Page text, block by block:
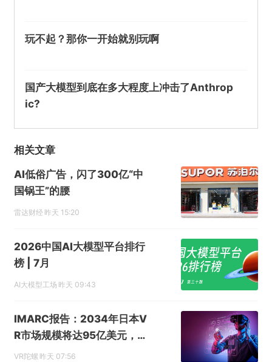
玩不起？那你一开始就别玩啊
国产大模型到底在多大程度上冲击了Anthrop
ic?
相关文章
AI低俗广告，闪了300亿“中
国锅王”的腰
雷达财经 昨天 15:20
2026中国AI大模型平台排行
榜 | 7月
AI大模型工场 昨天 09:43
IMARC报告：2034年日本V
R市场规模将达95亿美元，年
复合增长率15.1%
VR陀螺 昨天 07:56